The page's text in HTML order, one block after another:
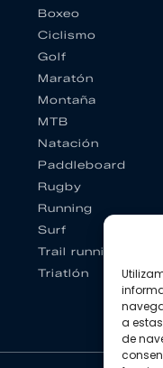
a
de
Boxeo
Ciclismo
Golf
Maratón
Montaña
MTB
Natación
Paddleboard
Rugby
Running
Surf
Trail running
Triatlón